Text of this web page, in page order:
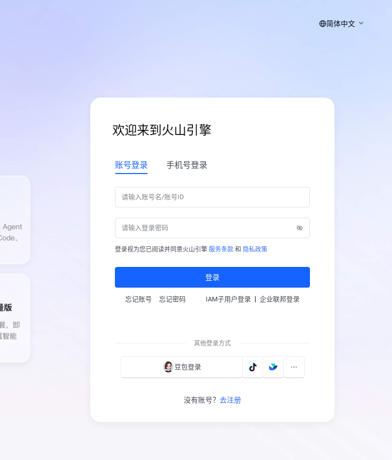
简体中文
欢迎来到火山引擎
账号登录 手机号登录
登录视为您已阅读并同意火山引擎 服务条款 和 隐私政策
登录
忘记账号 忘记密码 IAM子用户登录 | 企业联邦登录
其他登录方式
豆包登录
没有账号？ 去注册